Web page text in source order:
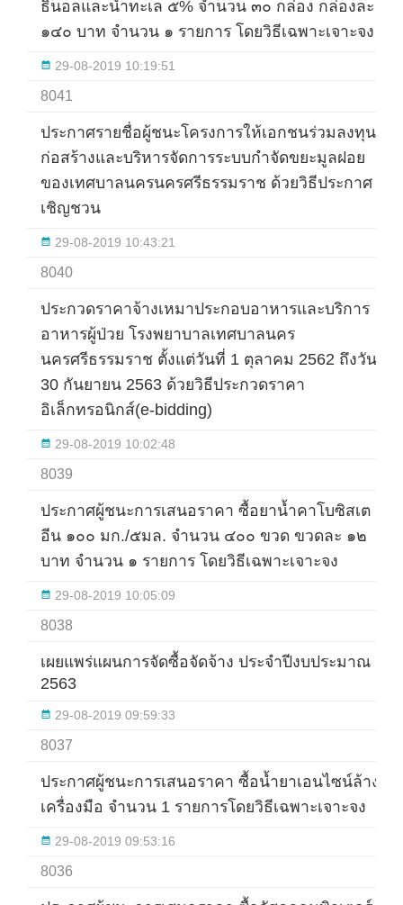
ธินอลและน้ำทะเล ๕% จำนวน ๓๐ กล่อง กล่องละ
๑๔๐ บาท จำนวน ๑ รายการ โดยวิธีเฉพาะเจาะจง
29-08-2019 10:19:51
8041
ประกาศรายชื่อผู้ชนะโครงการให้เอกชนร่วมลงทุน
ก่อสร้างและบริหารจัดการระบบกำจัดขยะมูลฝอย
ของเทศบาลนครนครศรีธรรมราช ด้วยวิธีประกาศ
เชิญชวน
29-08-2019 10:43:21
8040
ประกวดราคาจ้างเหมาประกอบอาหารและบริการ
อาหารผู้ป่วย โรงพยาบาลเทศบาลนคร
นครศรีธรรมราช ตั้งแต่วันที่ 1 ตุลาคม 2562 ถึงวันที่
30 กันยายน 2563 ด้วยวิธีประกวดราคา
อิเล็กทรอนิกส์(e-bidding)
29-08-2019 10:02:48
8039
ประกาศผู้ชนะการเสนอราคา ซื้อยาน้ำคาโบซิสเต
อีน ๑๐๐ มก./๕มล. จำนวน ๔๐๐ ขวด ขวดละ ๑๒
บาท จำนวน ๑ รายการ โดยวิธีเฉพาะเจาะจง
29-08-2019 10:05:09
8038
เผยแพร่แผนการจัดซื้อจัดจ้าง ประจำปีงบประมาณ
2563
29-08-2019 09:59:33
8037
ประกาศผู้ชนะการเสนอราคา ซื้อน้ำยาเอนไซน์ล้าง
เครื่องมือ จำนวน 1 รายการโดยวิธีเฉพาะเจาะจง
29-08-2019 09:53:16
8036